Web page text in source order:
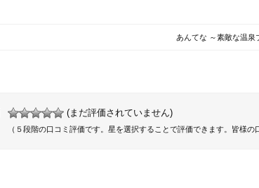
あんてな ～素敵な温泉
(まだ評価されていません)
（５段階の口コミ評価です。星を選択することで評価できます。皆様の